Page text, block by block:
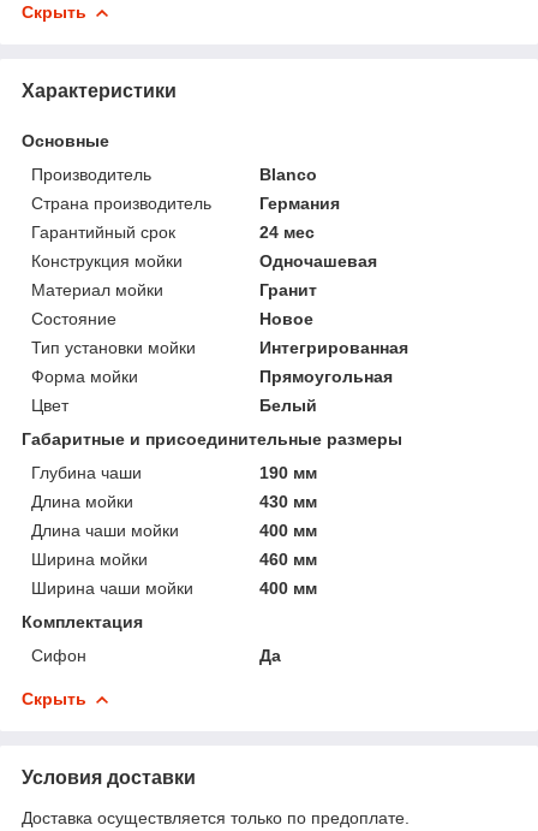
Скрыть
Характеристики
Основные
Производитель
Blanco
Страна производитель
Германия
Гарантийный срок
24 мес
Конструкция мойки
Одночашевая
Материал мойки
Гранит
Состояние
Новое
Тип установки мойки
Интегрированная
Форма мойки
Прямоугольная
Цвет
Белый
Габаритные и присоединительные размеры
Глубина чаши
190 мм
Длина мойки
430 мм
Длина чаши мойки
400 мм
Ширина мойки
460 мм
Ширина чаши мойки
400 мм
Комплектация
Сифон
Да
Скрыть
Условия доставки
Доставка осуществляется только по предоплате.